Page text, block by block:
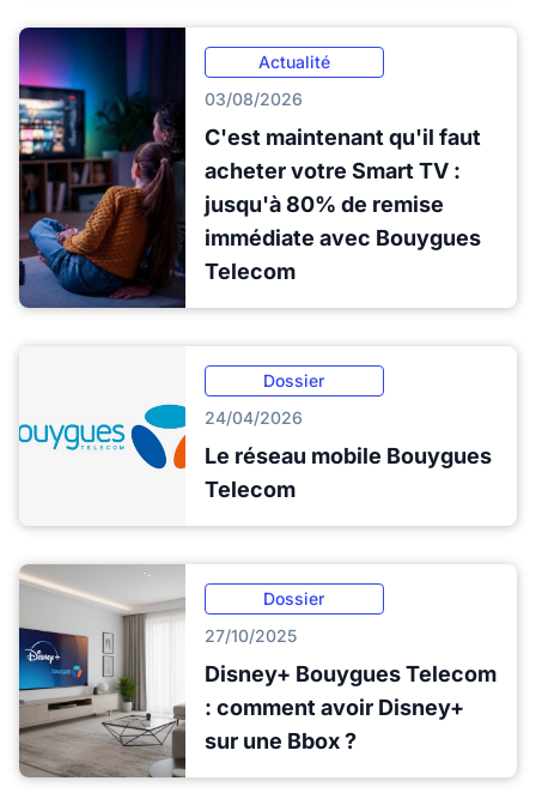
Actualité
03/08/2026
C'est maintenant qu'il faut
acheter votre Smart TV :
jusqu'à 80% de remise
immédiate avec Bouygues
Telecom
Dossier
24/04/2026
Le réseau mobile Bouygues
Telecom
Dossier
27/10/2025
Disney+ Bouygues Telecom
: comment avoir Disney+
sur une Bbox ?